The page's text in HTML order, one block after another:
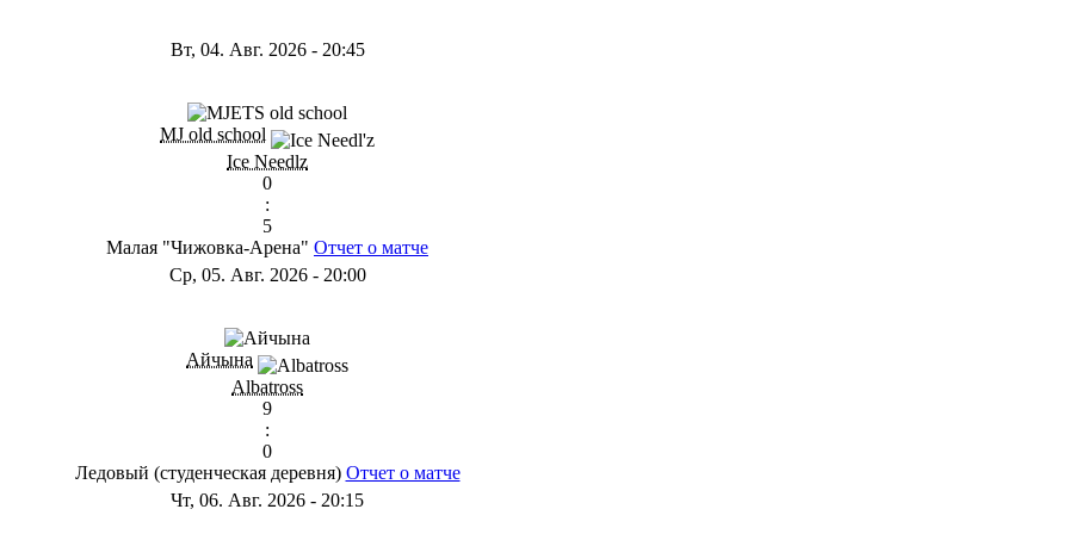
Вт, 04. Авг. 2026- 20:45
MJ old school
Ice Needlz
0
:
5
Малая "Чижовка-Арена" Отчет о матче
Ср, 05. Авг. 2026- 20:00
Айчына
Albatross
9
:
0
Ледовый (студенческая деревня) Отчет о матче
Чт, 06. Авг. 2026 - 20:15